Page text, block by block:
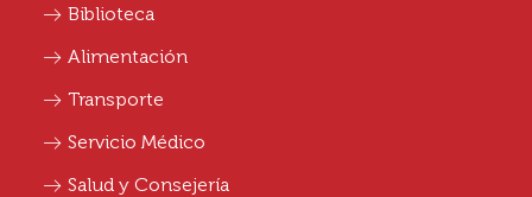
Biblioteca
Alimentación
Transporte
Servicio Médico
Salud y Consejería